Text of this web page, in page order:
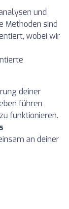
und
Methoden sind
wobei wir
deiner
führen
funktionieren.
an deiner